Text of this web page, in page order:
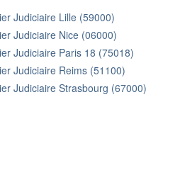
Judiciaire Lille (59000)
Judiciaire Nice (06000)
Judiciaire Paris 18 (75018)
Judiciaire Reims (51100)
Judiciaire Strasbourg (67000)